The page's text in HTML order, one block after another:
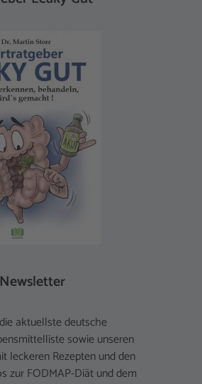
aktuellste deutsche
sowie unseren
leckeren Rezepten und den
zur FODMAP-Diät und dem